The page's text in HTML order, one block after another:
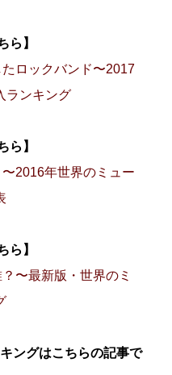
ら】
ロックバンド〜2017
ランキング
ら】
2016年世界のミュー
ら】
〜最新版・世界のミ
ングはこちらの記事で